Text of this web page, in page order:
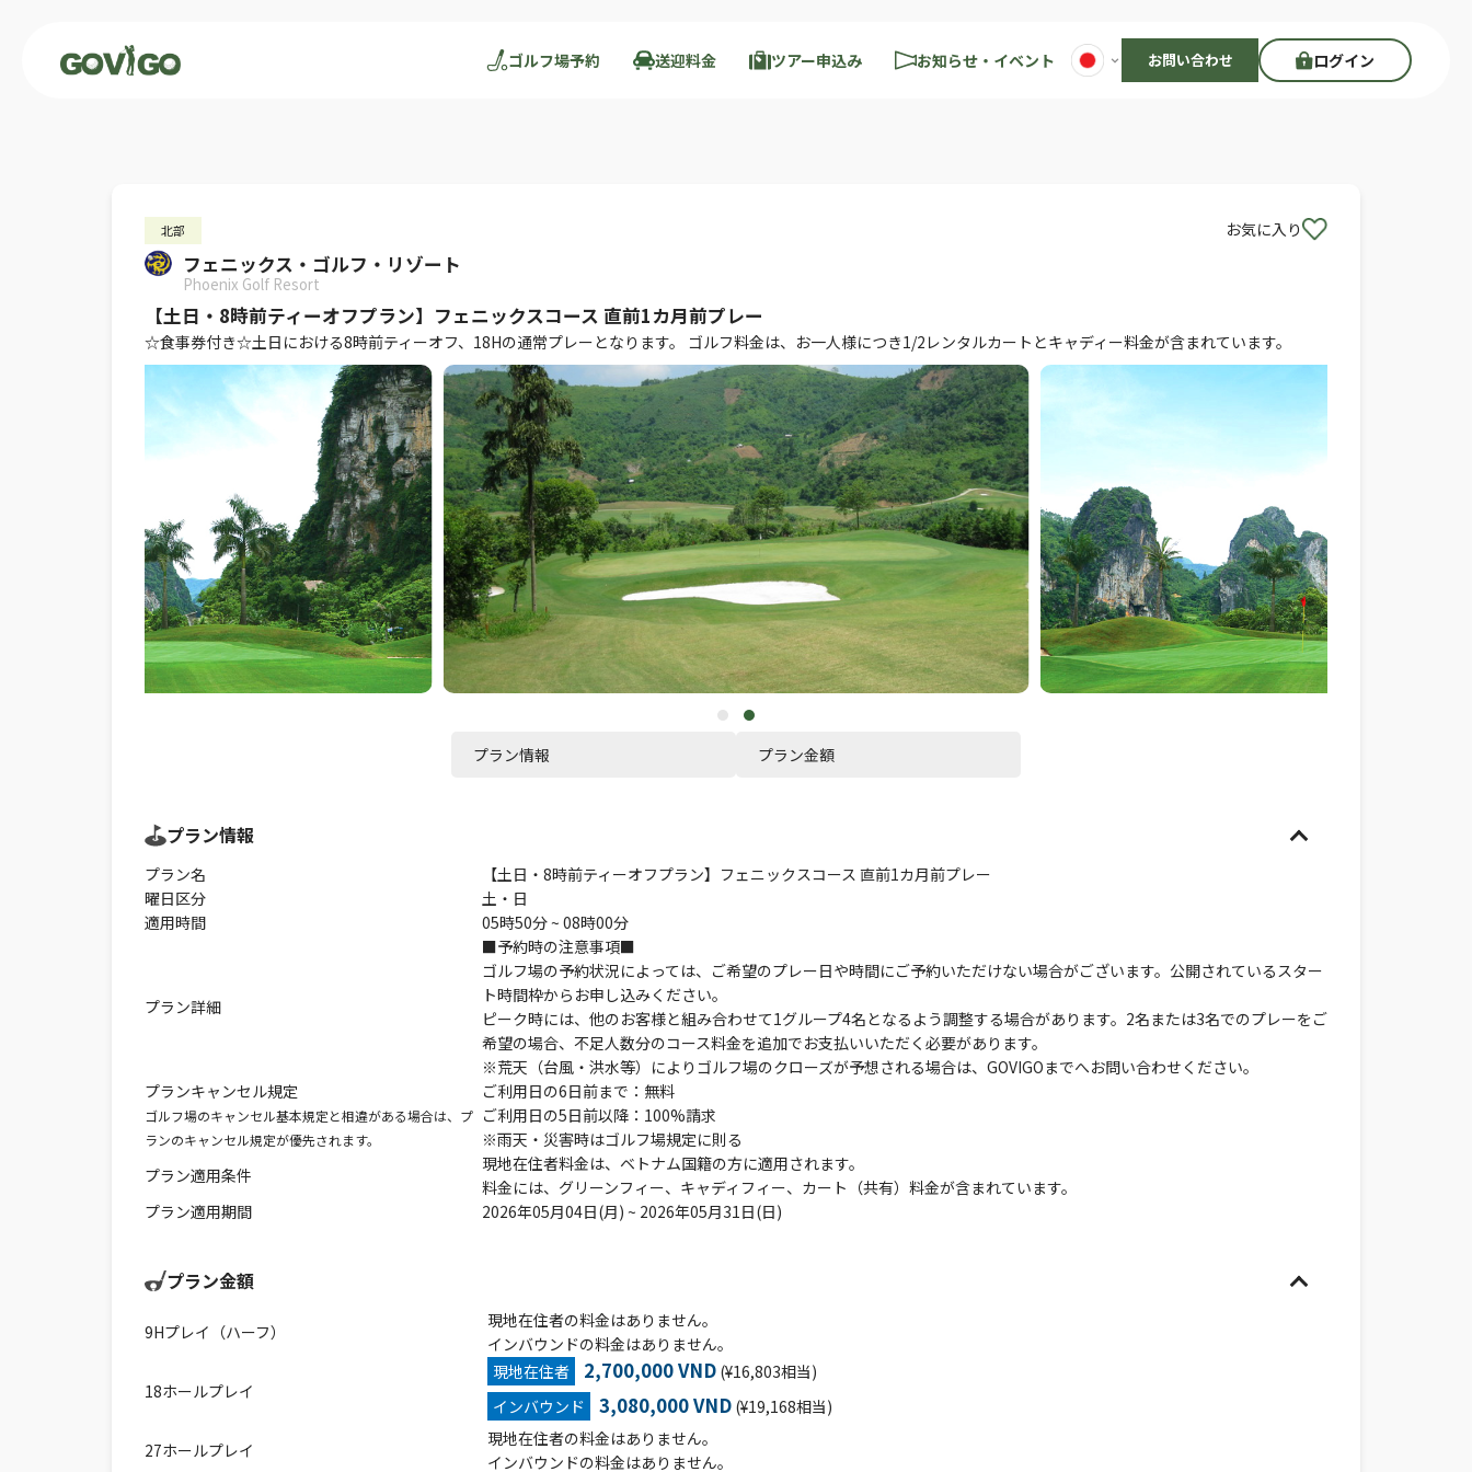
ゴルフ場予約 送迎料金 ツアー申込み お知らせ・イベント お問い合わせ ログイン
北部 お気に入り
フェニックス・ゴルフ・リゾート
Phoenix Golf Resort
【土日・8時前ティーオフプラン】フェニックスコース 直前1カ月前プレー
☆食事券付き☆土日における8時前ティーオフ、18Hの通常プレーとなります。 ゴルフ料金は、お一人様につき1/2レンタルカートとキャディー料金が含まれています。
プラン情報 プラン金額
プラン情報
プラン名
【土日・8時前ティーオフプラン】フェニックスコース 直前1カ月前プレー
曜日区分
土・日
適用時間
05時50分 ~ 08時00分
プラン詳細
■予約時の注意事項■
ゴルフ場の予約状況によっては、ご希望のプレー日や時間にご予約いただけない場合がございます。公開されているスター
ト時間枠からお申し込みください。
ピーク時には、他のお客様と組み合わせて1グループ4名となるよう調整する場合があります。2名または3名でのプレーをご
希望の場合、不足人数分のコース料金を追加でお支払いいただく必要があります。
※荒天（台風・洪水等）によりゴルフ場のクローズが予想される場合は、GOVIGOまでへお問い合わせください。
プランキャンセル規定
ゴルフ場のキャンセル基本規定と相違がある場合は、プ
ランのキャンセル規定が優先されます。
ご利用日の6日前まで：無料
ご利用日の5日前以降：100%請求
※雨天・災害時はゴルフ場規定に則る
プラン適用条件
現地在住者料金は、ベトナム国籍の方に適用されます。
料金には、グリーンフィー、キャディフィー、カート（共有）料金が含まれています。
プラン適用期間
2026年05月04日(月) ~ 2026年05月31日(日)
プラン金額
9Hプレイ（ハーフ）
現地在住者の料金はありません。
インバウンドの料金はありません。
18ホールプレイ
現地在住者 2,700,000 VND (¥16,803相当)
インバウンド
3,080,000 VND (¥19,168相当)
27ホールプレイ
現地在住者の料金はありません。
インバウンドの料金はありません。